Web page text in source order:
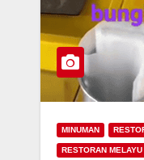
MINUMAN
RESTORAN MELAYU